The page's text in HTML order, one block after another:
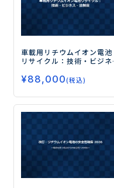
車載用リチウムイオン電池
リサイクル：技術・ビジネ
¥88,000(税込)